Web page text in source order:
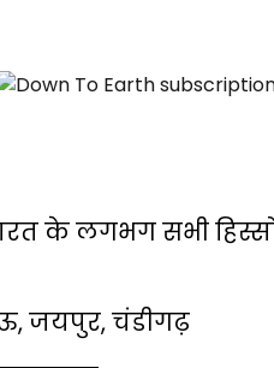
के लगभग सभी
जयपुर, चंडीगढ़